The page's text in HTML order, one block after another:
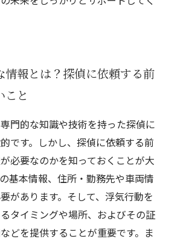
情報とは？探偵に依頼する前
こと
門的な知識や技術を持った探偵に
です。しかし、探偵に依頼する前
必要なのかを知っておくことが大
基本情報、住所・勤務先や車両情
があります。そして、浮気行動を
タイミングや場所、およびその証
どを提供することが重要です。ま